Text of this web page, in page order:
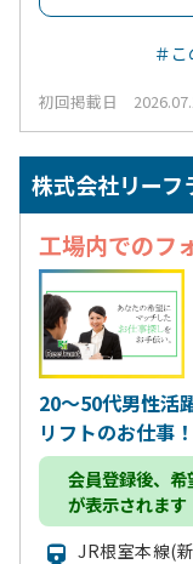
＃
初回掲載日
株式会社リーフ
工場内でのフ
20～50代男性活
リフトのお仕事
会員登録後、希
が表示されます
JR根室本線(